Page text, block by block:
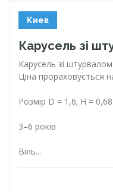
Киев
Карусель зі
Карусель зі штурвалом
Ціна прораховується
Розмір D = 1,6; Н = 0,68
3–6 років
Віль...